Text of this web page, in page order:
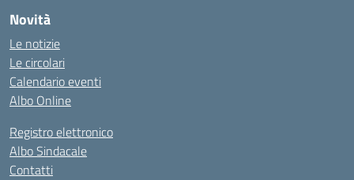
Novità
Le notizie
Le circolari
Calendario eventi
Albo Online
Registro elettronico
Albo Sindacale
Contatti